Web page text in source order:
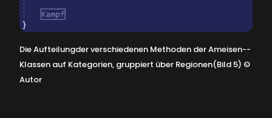
Die Aufteilungder verschiedenen Methoden der Ameisen-­
Klassen auf Kategorien, gruppiert über Regionen(Bild 5) ©
Autor